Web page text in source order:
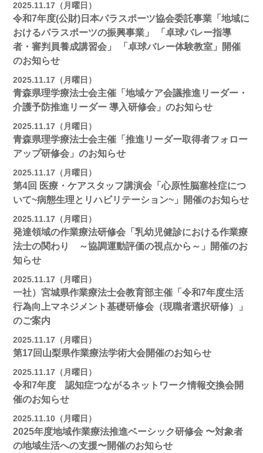
2025.11.17（月曜日）
令和7年度(公財)日本パラスポーツ協会委託事業「地域に
おけるパラスポーツの振興事業」 「卓球バレー指導
者・審判員養成講習会」 「卓球バレー体験教室」開催
のお知らせ
2025.11.17（月曜日）
青森県理学療法士会主催「地域ケア会議推進リーダー・
介護予防推進リーダー 導入研修会」のお知らせ
2025.11.17（月曜日）
青森県理学療法士会主催「推進リーダー取得者フォロー
アップ研修会」のお知らせ
2025.11.17（月曜日）
第4回 医療・ケアスタッフ講演会「心原性脳塞栓症につ
いて~病態生理とリハビリテーション~」開催のお知らせ
2025.11.17（月曜日）
発達領域の作業療法研修会「乳幼児健診における作業療
法士の関わり ～協調運動評価の視点から～」開催のお
知らせ
2025.11.17（月曜日）
一社）宮城県作業療法士会教育部主催「令和7年度生活
行為向上マネジメント基礎研修会（現職者選択研修）」
のご案内
2025.11.17（月曜日）
第17回山梨県作業療法学術大会開催のお知らせ
2025.11.17（月曜日）
令和7年度 認知症つながるネットワーク情報交換会開
催のお知らせ
2025.11.10（月曜日）
2025年度地域作業療法推進ベーシック研修会 〜対象者
の地域⽣活への⽀援〜開催のお知らせ